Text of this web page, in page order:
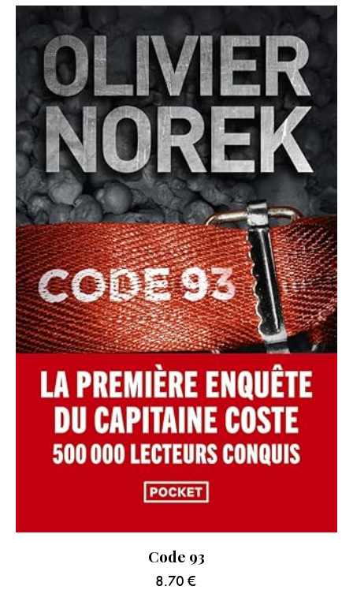
Code 93
8.70 €